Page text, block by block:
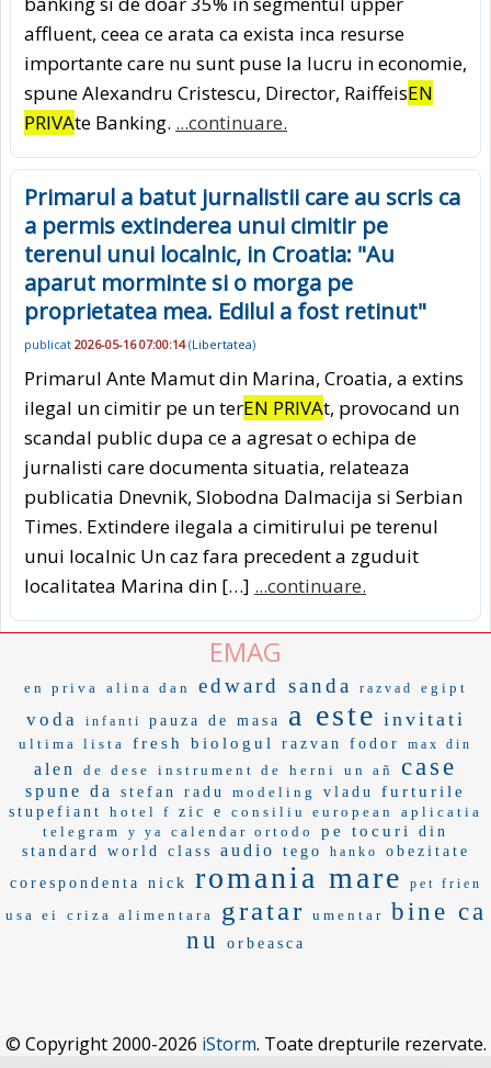
affluent, ceea ce arata ca exista inca resurse
importante care nu sunt puse la lucru in economie,
spune Alexandru Cristescu, Director, RaiffeisEN
PRIVAte Banking. ...continuare.
Primarul a batut jurnalistii care au scris ca
a permis extinderea unui cimitir pe
terenul unui localnic, in Croatia: "Au
aparut morminte si o morga pe
proprietatea mea. Edilul a fost retinut"
publicat 2026-05-16 07:00:14(Libertatea)
Primarul Ante Mamut din Marina, Croatia, a extins
ilegal un cimitir pe un terEN PRIVAt, provocand un
scandal public dupa ce a agresat o echipa de
jurnalisti care documenta situatia, relateaza
publicatia Dnevnik, Slobodna Dalmacija si Serbian
Times. Extindere ilegala a cimitirului pe terenul
unui localnic Un caz fara precedent a zguduit
localitatea Marina din […] ...continuare.
EMAG
en priva alina dan edward sanda razvad egipt
voda infanti pauza de masa a este invitati
ultima lista fresh biologul razvan fodor max din
alen de dese instrument de herni un añ case
spune da stefan radu modeling vladu furturile
stupefiant hotel f zic e consiliu european
aplicatia
telegram
y ya calendar ortodo pe tocuri
din
standard
world class audio tego hanko
obezitate
corespondenta
nick romania mare pet frien
usa ei criza alimentara gratar umentar bine ca
nu
orbeasca
© Copyright 2000-2026 iStorm. Toate drepturile rezervate.